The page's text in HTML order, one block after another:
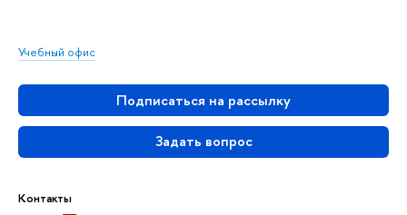
Учебный офис
Подписаться на рассылку
Задать вопрос
Контакты